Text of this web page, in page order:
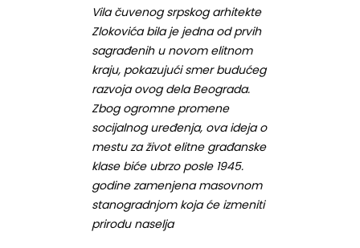
Vila čuvenog srpskog arhitekte
Zlokovića bila je jedna od prvih
sagrađenih u novom elitnom
kraju, pokazujući smer budućeg
razvoja ovog dela Beograda.
Zbog ogromne promene
socijalnog uređenja, ova ideja o
mestu za život elitne građanske
klase biće ubrzo posle 1945.
godine zamenjena masovnom
stanogradnjom koja će izmeniti
prirodu naselja